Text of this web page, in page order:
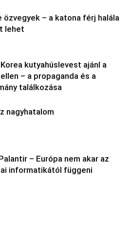
özvegyek – a katona férj halála
lehet
kutyahúslevest ajánl a
– a propaganda és a
találkozása
nagyhatalom
– Európa nem akar az
informatikától függeni